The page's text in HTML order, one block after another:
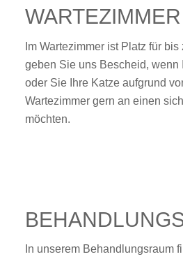
WARTEZIMMER
Im Wartezimmer ist Platz für
geben Sie uns Bescheid, wenn
oder Sie Ihre Katze aufgrund
Wartezimmer gern an einen
möchten.
In unserem Behandlungsraum